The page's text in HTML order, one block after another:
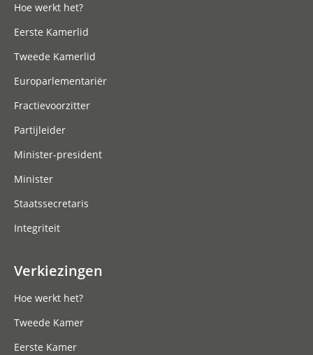
Hoe werkt het?
Eerste Kamerlid
Tweede Kamerlid
Europarlementariër
Fractievoorzitter
Partijleider
Minister-president
Minister
Staatssecretaris
Integriteit
Verkiezingen
Hoe werkt het?
Tweede Kamer
Eerste Kamer